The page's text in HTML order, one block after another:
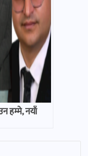
हम्मे, नयाँ